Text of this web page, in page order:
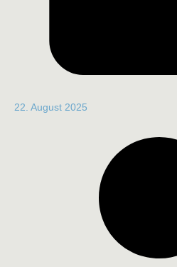
22. August 2025